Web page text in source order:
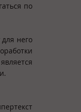
по
него